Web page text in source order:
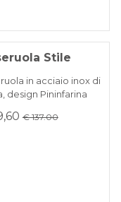
Stile
in acciaio inox di
design Pininfarina
€ 137.00